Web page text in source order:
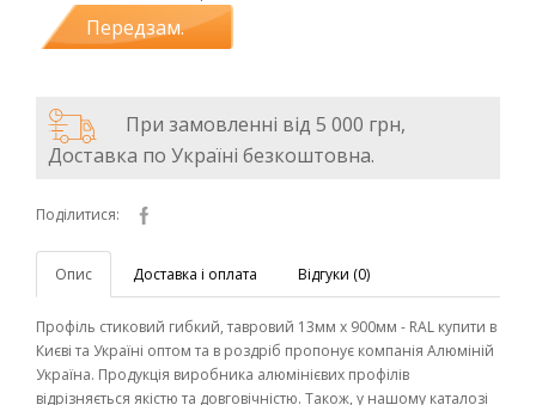
Передзам.
При замовленні від 5 000 грн,
Доставка по Україні безкоштовна.
Поділитися:
Опис Доставка і оплата Відгуки (0)
Профіль стиковий гибкий, тавровий 13мм х 900мм - RAL купити в
Києві та Україні оптом та в роздріб пропонує компанія Алюміній
Україна. Продукція виробника алюмінієвих профілів
відрізняється якістю та довговічністю. Також, у нашому каталозі